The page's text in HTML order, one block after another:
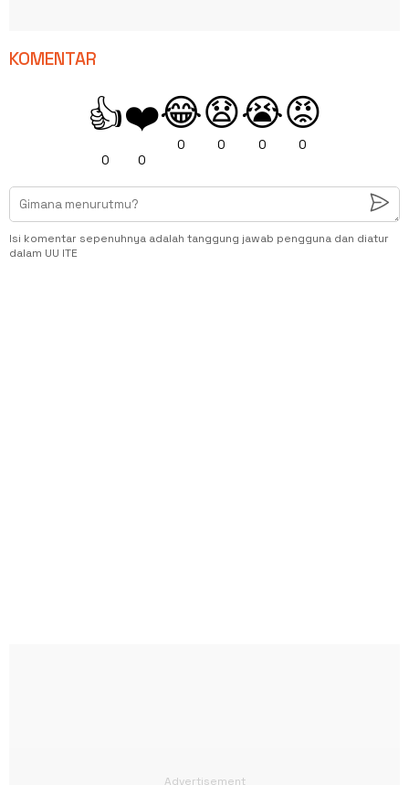
KOMENTAR
👍
0
❤️
0
😂
0
😧
0
😭
0
😡
0
Isi komentar sepenuhnya adalah tanggung jawab pengguna dan diatur
dalam UU ITE